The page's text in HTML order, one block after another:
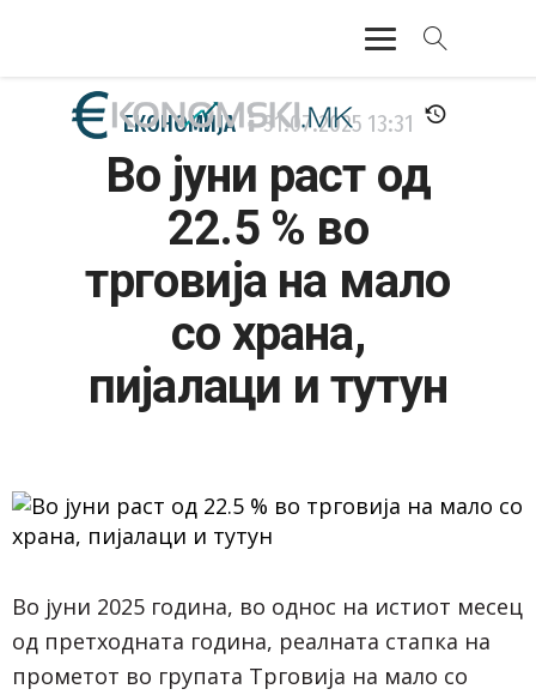
АКТУЕЛНО
ЕКОНОМИЈА
ФИНАНСИИ
БАНКАРСТВО
МОЗАИК
ЕКОНОМИЈА 31.07.2025 13:31
Во јуни раст од
22.5 % во
трговија на мало
со храна,
пијалаци и тутун
Во јуни 2025 година, во однос на истиот месец
од претходната година, реалната стапка на
прометот во групата Трговија на мало со